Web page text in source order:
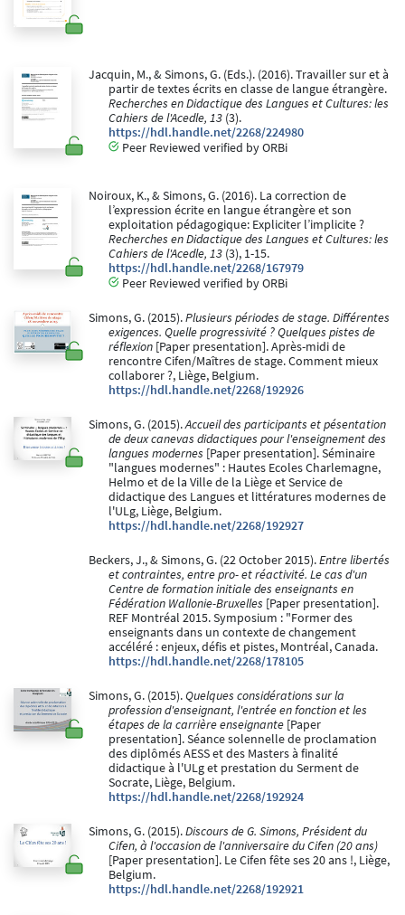
Jacquin, M., & Simons, G. (Eds.). (2016). Travailler sur et à
partir de textes écrits en classe de langue étrangère.
Recherches en Didactique des Langues et Cultures: les
Cahiers de l'Acedle, 13 (3).
https://hdl.handle.net/2268/224980
Peer Reviewed verified by ORBi
Noiroux, K., & Simons, G. (2016). La correction de
l’expression écrite en langue étrangère et son
exploitation pédagogique: Expliciter l’implicite ?
Recherches en Didactique des Langues et Cultures: les
Cahiers de l'Acedle, 13 (3), 1-15.
https://hdl.handle.net/2268/167979
Peer Reviewed verified by ORBi
Simons, G. (2015).Plusieurs périodes de stage. Différentes
exigences. Quelle progressivité ? Quelques pistes de
réflexion [Paper presentation]. Après-midi de
rencontre Cifen/Maîtres de stage. Comment mieux
collaborer ?, Liège, Belgium.
https://hdl.handle.net/2268/192926
Simons, G. (2015).Accueil des participants et pésentation
de deux canevas didactiques pour l'enseignement des
langues modernes [Paper presentation]. Séminaire
"langues modernes" : Hautes Ecoles Charlemagne,
Helmo et de la Ville de la Liège et Service de
didactique des Langues et littératures modernes de
l'ULg, Liège, Belgium.
https://hdl.handle.net/2268/192927
Beckers, J., & Simons, G. (22 October 2015).Entre libertés
et contraintes, entre pro- et réactivité. Le cas d'un
Centre de formation initiale des enseignants en
Fédération Wallonie-Bruxelles [Paper presentation].
REF Montréal 2015. Symposium : "Former des
enseignants dans un contexte de changement
accéléré : enjeux, défis et pistes, Montréal, Canada.
https://hdl.handle.net/2268/178105
Simons, G. (2015).Quelques considérations sur la
profession d'enseignant, l'entrée en fonction et les
étapes de la carrière enseignante [Paper
presentation]. Séance solennelle de proclamation
des diplômés AESS et des Masters à finalité
didactique à l'ULg et prestation du Serment de
Socrate, Liège, Belgium.
https://hdl.handle.net/2268/192924
Simons, G. (2015).Discours de G. Simons, Président du
Cifen, à l'occasion de l'anniversaire du Cifen (20 ans)
[Paper presentation]. Le Cifen fête ses 20 ans !, Liège,
Belgium.
https://hdl.handle.net/2268/192921